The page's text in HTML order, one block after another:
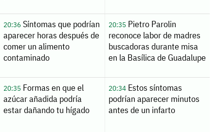
20:36Síntomas que podrían
aparecer horas después de
comer un alimento
contaminado
20:35Pietro Parolin
reconoce labor de madres
buscadoras durante misa
en la Basílica de Guadalupe
20:35Formas en que el
azúcar añadida podría
estar dañando tu hígado
20:34Estos síntomas
podrían aparecer minutos
antes de un infarto